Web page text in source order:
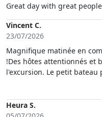
Great day with great people
Vincent C.
23/07/2026
Magnifique matinée en
!Des hôtes attentionnés et
l'excursion. Le petit bateau permet d'atteindre des lieux
superbes. L'apéritif
Heura S.